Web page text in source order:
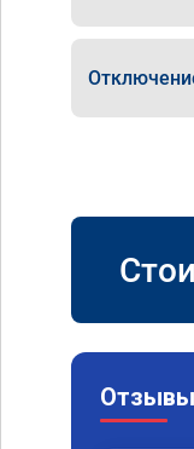
Отзывы